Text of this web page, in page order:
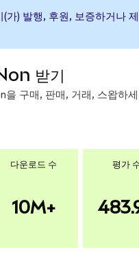
) 발행, 후원, 보증하거나
받기
구매, 판매, 거래, 스왑하
다운로드 수
10M+
평가